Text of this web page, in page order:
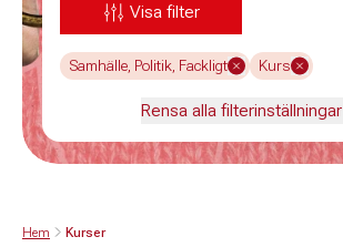
Visa filter
Samhälle, Politik, Fackligt Kurs
Rensa alla filterinställningar
Hem Kurser